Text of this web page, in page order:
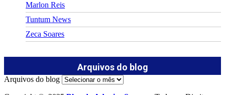
Marlon Reis
Tuntum News
Zeca Soares
Arquivos do blog
Arquivos do blog